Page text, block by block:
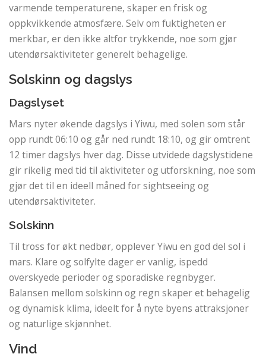
varmende temperaturene, skaper en frisk og
oppkvikkende atmosfære. Selv om fuktigheten er
merkbar, er den ikke altfor trykkende, noe som gjør
utendørsaktiviteter generelt behagelige.
Solskinn og dagslys
Dagslyset
Mars nyter økende dagslys i Yiwu, med solen som står
opp rundt 06:10 og går ned rundt 18:10, og gir omtrent
12 timer dagslys hver dag. Disse utvidede dagslystidene
gir rikelig med tid til aktiviteter og utforskning, noe som
gjør det til en ideell måned for sightseeing og
utendørsaktiviteter.
Solskinn
Til tross for økt nedbør, opplever Yiwu en god del sol i
mars. Klare og solfylte dager er vanlig, ispedd
overskyede perioder og sporadiske regnbyger.
Balansen mellom solskinn og regn skaper et behagelig
og dynamisk klima, ideelt for å nyte byens attraksjoner
og naturlige skjønnhet.
Vind